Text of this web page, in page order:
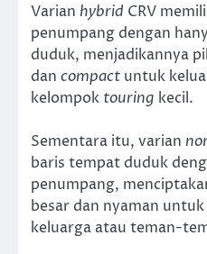
Varian hybrid CRV
penumpang dengan
duduk, menjadikannya
dan compact untuk
kelompok touring kecil.
Sementara itu, varian
baris tempat duduk
penumpang,
besar dan nyaman
keluarga atau teman-